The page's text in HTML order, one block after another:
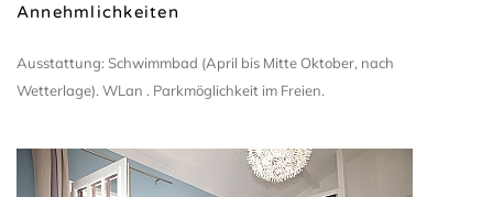
Annehmlichkeiten
Ausstattung: Schwimmbad (April bis Mitte Oktober, nach
Wetterlage). WLan . Parkmöglichkeit im Freien.